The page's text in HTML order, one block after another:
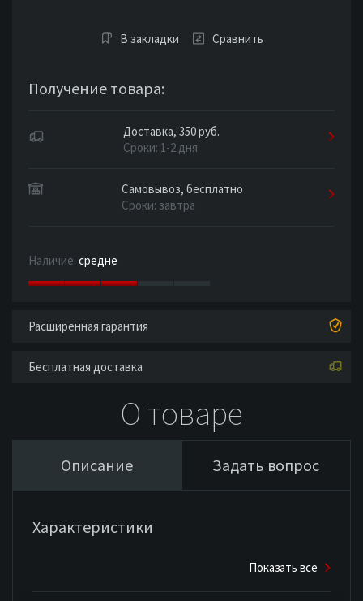
В закладки Сравнить
Получение товара:
Доставка, 350 руб.
Сроки: 1-2 дня
Самовывоз, бесплатно
Сроки: завтра
Наличие: средне
Расширенная гарантия
Бесплатная доставка
О товаре
Описание Задать вопрос
Характеристики
Показать все